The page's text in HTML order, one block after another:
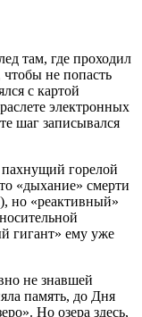
там, где проходил
чтобы не попасть
с картой
электронных
шаг записывался
горелой
«дыхание» смерти
но «реактивный»
гигант» ему уже
не знавшей
память, до Дня
Но озера здесь,